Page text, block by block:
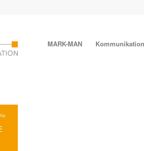
MARK-MAN Kommunikation